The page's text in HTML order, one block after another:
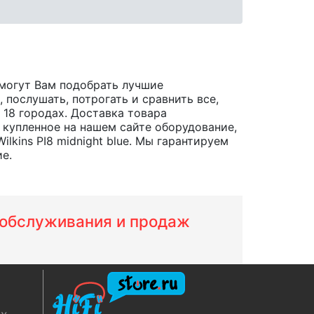
Вам подобрать лучшие
потрогать и сравнить все,
18 городах. Доставка товара
на нашем сайте оборудование,
PI8 midnight blue. Мы гарантируем
и продаж